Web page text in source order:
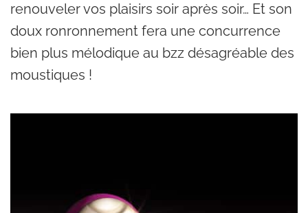
renouveler vos plaisirs soir après soir… Et son
doux ronronnement fera une concurrence
bien plus mélodique au bzz désagréable des
moustiques !